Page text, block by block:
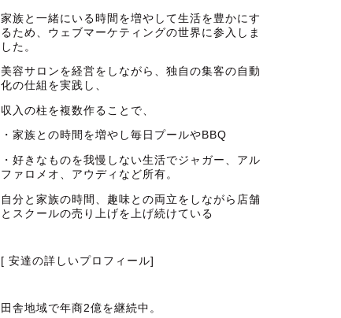
家族と一緒にいる時間を増やして生活を豊かにす
るため、ウェブマーケティングの世界に参入しま
した。
美容サロンを経営をしながら、独自の集客の自動
化の仕組を実践し、
収入の柱を複数作ることで、
・家族との時間を増やし毎日プールやBBQ
・好きなものを我慢しない生活でジャガー、アル
ファロメオ、アウディなど所有。
自分と家族の時間、趣味との両立をしながら店舗
とスクールの売り上げを上げ続けている
[ 安達の詳しいプロフィール]
田舎地域で年商2億を継続中。